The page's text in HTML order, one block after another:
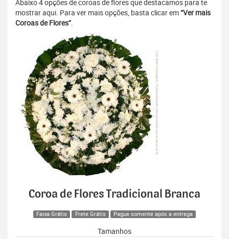
Abaixo 4 opções de coroas de flores que destacamos para te
mostrar aqui. Para ver mais opções, basta clicar em“Ver mais
Coroas de Flores”.
Coroa de Flores Tradicional Branca
Faixa Grátis Frete Grátis Pague somente após a entrega
Tamanhos